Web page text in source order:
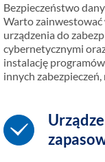
Bezpieczeństwo
Warto
urządzenia do
cybernetycznymi
instalację
innych zabezpieczeń,